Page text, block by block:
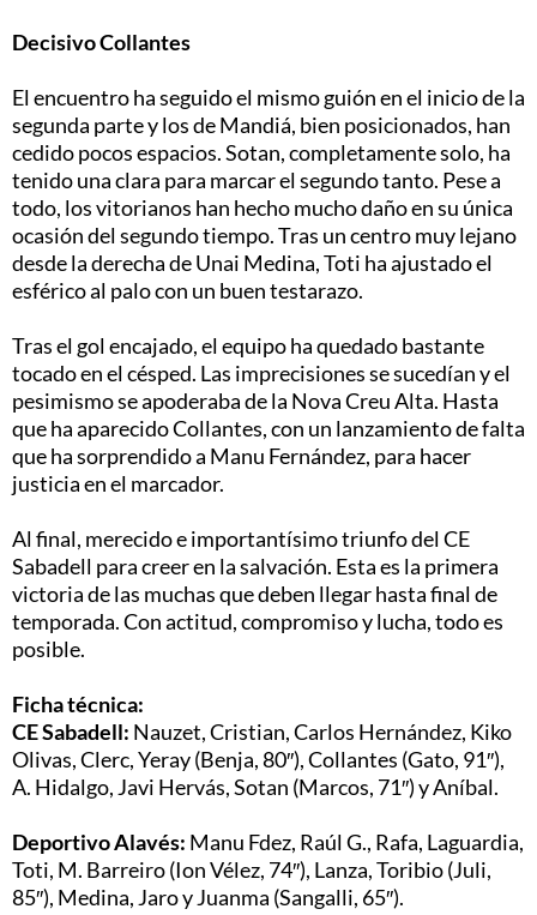
Decisivo Collantes
El encuentro ha seguido el mismo guión en el inicio de la
segunda parte y los de Mandiá, bien posicionados, han
cedido pocos espacios. Sotan, completamente solo, ha
tenido una clara para marcar el segundo tanto. Pese a
todo, los vitorianos han hecho mucho daño en su única
ocasión del segundo tiempo. Tras un centro muy lejano
desde la derecha de Unai Medina, Toti ha ajustado el
esférico al palo con un buen testarazo.
Tras el gol encajado, el equipo ha quedado bastante
tocado en el césped. Las imprecisiones se sucedían y el
pesimismo se apoderaba de la Nova Creu Alta. Hasta
que ha aparecido Collantes, con un lanzamiento de falta
que ha sorprendido a Manu Fernández, para hacer
justicia en el marcador.
Al final, merecido e importantísimo triunfo del CE
Sabadell para creer en la salvación. Esta es la primera
victoria de las muchas que deben llegar hasta final de
temporada. Con actitud, compromiso y lucha, todo es
posible.
Ficha técnica:
CE Sabadell: Nauzet, Cristian, Carlos Hernández, Kiko
Olivas, Clerc, Yeray (Benja, 80″), Collantes (Gato, 91″),
A. Hidalgo, Javi Hervás, Sotan (Marcos, 71″) y Aníbal.
Deportivo Alavés: Manu Fdez, Raúl G., Rafa, Laguardia,
Toti, M. Barreiro (Ion Vélez, 74″), Lanza, Toribio (Juli,
85″), Medina, Jaro y Juanma (Sangalli, 65″).